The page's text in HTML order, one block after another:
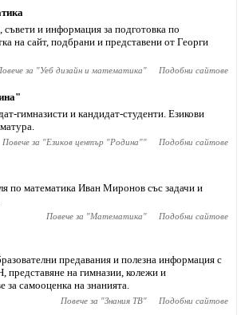
и информация за подготовка по
на сайт, подбрани и представени от Георги
за "Уеб дизайн и математика" Подобни сайтове
гимназисти и кандидат-студенти. Езикови
Повече за "Езиков център "Родина"" Подобни сайтове
по математика Иван Миронов със задачи и
Повече за "Математика" Подобни сайтове
предавания и полезна информация с
на гимназии, колежи и
за самооценка на знанията.
Повече за "Знания ТВ" Подобни сайтове